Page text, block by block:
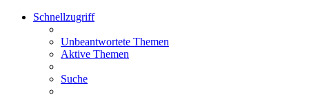
Schnellzugriff
Unbeantwortete Themen
Aktive Themen
Suche